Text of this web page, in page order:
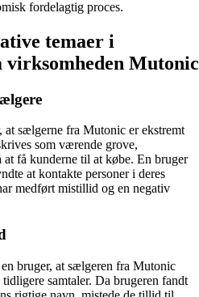
fordelagtig proces.
temaer i
virksomheden Mutonic
at sælgerne fra Mutonic er ekstremt
som værende grove,
at få kunderne til at købe. En bruger
at kontakte personer i deres
medført mistillid og en negativ
bruger, at sælgeren fra Mutonic
samtaler. Da brugeren fandt